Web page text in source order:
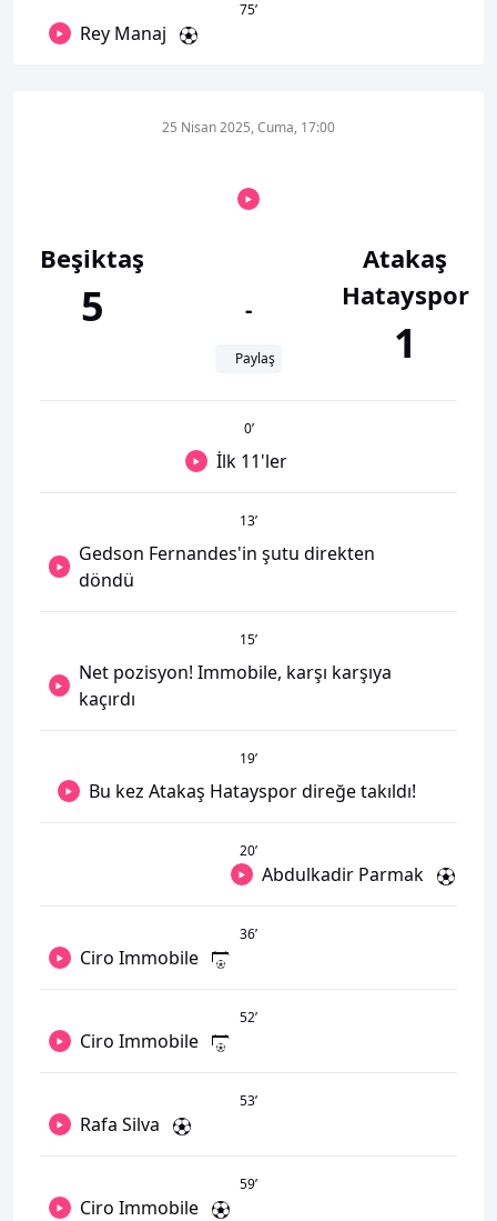
75’
Rey Manaj
Beşiktaş
5
25 Nisan 2025, Cuma, 17:00
-
Paylaş
Atakaş
Hatayspor
1
0’
İlk 11'ler
13’
Gedson Fernandes'in şutu direkten
döndü
15’
Net pozisyon! Immobile, karşı karşıya
kaçırdı
19’
Bu kez Atakaş Hatayspor direğe takıldı!
20’
Abdulkadir Parmak
36’
Ciro Immobile
52’
Ciro Immobile
53’
Rafa Silva
59’
Ciro Immobile